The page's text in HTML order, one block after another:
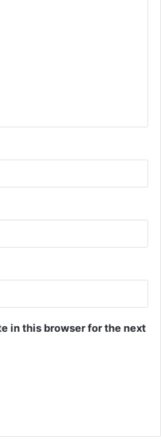
in this browser for the next